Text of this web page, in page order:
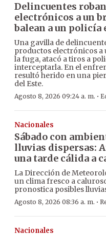
Delincuentes
electrónicos a un
balean a un policía
Una gavilla de
productos electrónicos a
la fuga, atacó a tiros a
interceptarla. En el
resultó herido en una
del Este.
Agosto 8, 2026 09:24 a. m. ·
Nacionales
Sábado con
lluvias dispersas:
una tarde cálida a
La Dirección de
un clima fresco a
pronostica posibles
Agosto 8, 2026 08:36 a. m. ·
Nacionales